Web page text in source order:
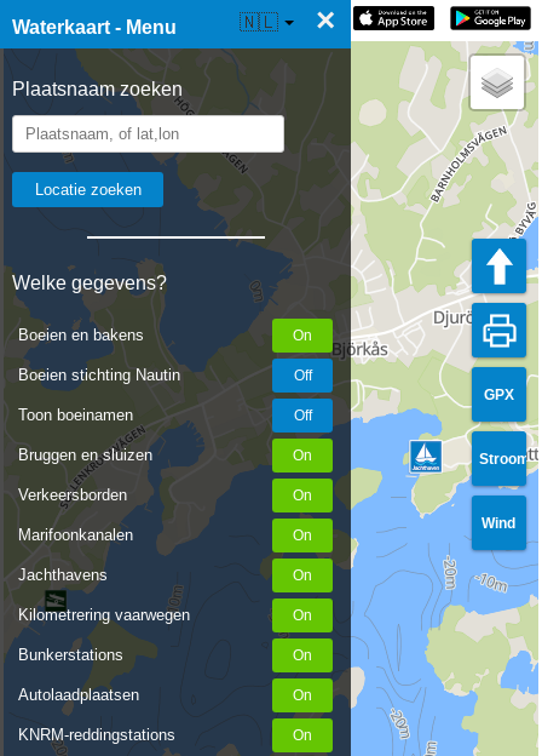
Waterkaart - Menu ×
Plaatsnaam zoeken
Welke gegevens?
Boeien en bakens
Boeien stichting Nautin
Toon boeinamen
Bruggen en sluizen
Verkeersborden
Marifoonkanalen
Jachthavens
Kilometrering vaarwegen
Bunkerstations
Autolaadplaatsen
KNRM-reddingstations
☰ Waterkaart Live 🇳🇱
GPX
Stroom
Wind